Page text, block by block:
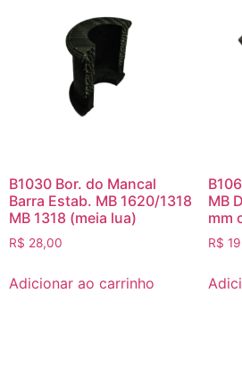
B1030 Bor. do Mancal
Barra Estab. MB 1620/1318
MB 1318 (meia lua)
R$ 28,00
Adicionar ao carrinho
MB
mm
R$